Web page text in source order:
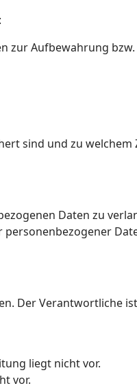
zur Aufbewahrung bzw.
sind und zu welchem
Daten zu
personenbezogener
Der Verantwortliche
liegt nicht vor.
vor.